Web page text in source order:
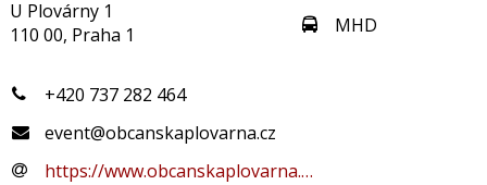
U Plovárny 1
110 00, Praha 1
MHD
+420 737 282 464
event@obcanskaplovarna.cz
https://www.obcanskaplovarna.…